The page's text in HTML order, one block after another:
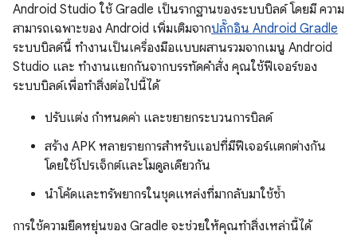
Android Studio ใช้ Gradle เป็นรากฐานของระบบบิลด์ โดยมี ความ
สามารถเฉพาะของ Android เพิ่มเติมจากปลั๊กอิน Android Gradle
ระบบบิลด์นี้ ทำงานเป็นเครื่องมือแบบผสานรวมจากเมนู Android
Studio และ ทำงานแยกกันจากบรรทัดคำสั่ง คุณใช้ฟีเจอร์ของ
ระบบบิลด์เพื่อทำสิ่งต่อไปนี้ได้
ปรับแต่ง กำหนดค่า และขยายกระบวนการบิลด์
สร้าง APK หลายรายการสำหรับแอปที่มีฟีเจอร์แตกต่างกัน
โดยใช้โปรเจ็กต์และโมดูลเดียวกัน
นำโค้ดและทรัพยากรในชุดแหล่งที่มากลับมาใช้ซ้ำ
การใช้ความยืดหยุ่นของ Gradle จะช่วยให้คุณทำสิ่งเหล่านี้ได้